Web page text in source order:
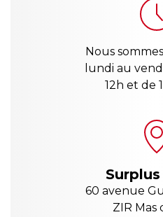
Nous
lundi au
12h et de
60 avenue
ZIR Mas